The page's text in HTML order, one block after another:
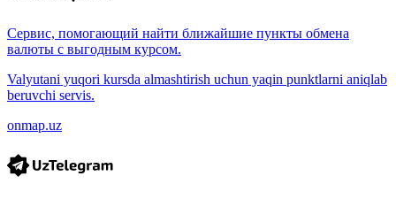
Сервис, помогающий найти ближайшие пункты обмена
валюты с выгодным курсом.
Valyutani yuqori kursda almashtirish uchun yaqin punktlarni aniqlab
beruvchi servis.
onmap.uz